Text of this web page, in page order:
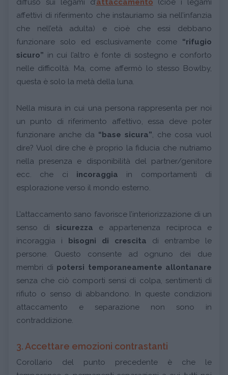
diffuso sui legami d’attaccamento (cioè i legami
affettivi di riferimento che instauriamo sia nell’infanzia
che nell’età adulta) e cioè che essi debbano
funzionare solo ed esclusivamente come “rifugio
sicuro” in cui l’altro è fonte di sostegno e conforto
nelle difficoltà. Ma, come affermò lo stesso Bowlby,
questa è solo la metà della luna.
Nella misura in cui una persona rappresenta per noi
un punto di riferimento affettivo, essa deve poter
funzionare anche da “base sicura”, che cosa vuol
dire? Vuol dire che è proprio la fiducia che nutriamo
nella presenza e disponibilità del partner/genitore
ecc. che ci incoraggia in comportamenti di
esplorazione verso il mondo esterno.
L’attaccamento sano favorisce l’interiorizzazione di un
senso di sicurezza e appartenenza reciproca e
incoraggia i bisogni di crescita di entrambe le
persone. Questo consente ad ognuno dei due
membri di potersi temporaneamente allontanare
senza che ciò comporti sensi di colpa, sentimenti di
rifiuto o senso di abbandono. In queste condizioni
attaccamento e separazione non sono in
contraddizione.
3. Accettare emozioni contrastanti
Corollario del punto precedente è che le